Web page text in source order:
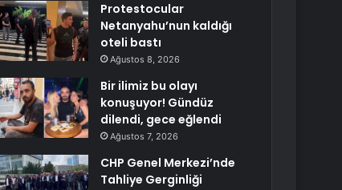
Protestocular
Netanyahu’nun kaldığı
oteli bastı
Ağustos 8, 2026
Bir ilimiz bu olayı
konuşuyor! Gündüz
dilendi, gece eğlendi
Ağustos 7, 2026
CHP Genel Merkezi’nde
Tahliye Gerginliği